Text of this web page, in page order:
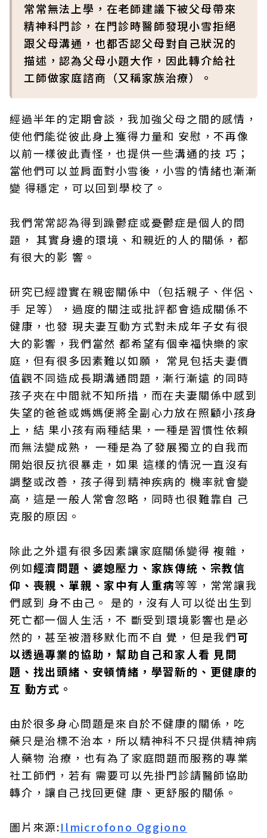
常常無法上學，在老師建議下被父母帶來
精神科門診，在門診時醫師發現小雪拒絕
跟父母溝通，也都否認父母對自己狀況的
描述，認為父母小題大作，因此轉介給社
工師做家庭諮商（又稱家族治療）。
經過半年的定期會談，我加強父母之間的感情，
使他們能從彼此身上獲得力量和 安慰，不再像
以前一樣彼此責怪，也提供一些溝通的技 巧；
當他們可以並肩面對小雪後，小雪的情緒也漸漸
變 得穩定，可以回到學校了。
我們常常認為得到躁鬱症或憂鬱症是個人的問
題， 其實身邊的環境、和親近的人的關係，都
有很大的影 響。
研究已經證實在親密關係中（包括親子、伴侶、
手 足等），過度的關注或批評都會造成關係不
健康，也發 現夫妻互動方式對未成年子女有很
大的影響，我們當然 都希望有個幸福快樂的家
庭，但有很多因素難以如願， 常見包括夫妻價
值觀不同造成長期溝通問題，漸行漸遠 的同時
孩子夾在中間就不知所措，而在夫妻關係中感到
失望的爸爸或媽媽便將全副心力放在照顧小孩身
上，結 果小孩有兩種結果，一種是習慣性依賴
而無法變成熟， 一種是為了發展獨立的自我而
開始很反抗很暴走，如果 這樣的情況一直沒有
調整或改善，孩子得到精神疾病的 機率就會變
高，這是一般人常會忽略，同時也很難靠自 己
克服的原因。
除此之外還有很多因素讓家庭關係變得 複雜，
例如經濟問題、婆媳壓力、家族傳統、宗教信
仰、喪親、單親、家中有人重病等等，常常讓我
們感到 身不由己。 是的，沒有人可以從出生到
死亡都一個人生活，不 斷受到環境影響也是必
然的，甚至被潛移默化而不自 覺，但是我們可
以透過專業的協助，幫助自己和家人看 見問
題、找出頭緒、安頓情緒，學習新的、更健康的
互 動方式。
由於很多身心問題是來自於不健康的關係，吃
藥只是治標不治本，所以精神科不只提供精神病
人藥物 治療，也有為了家庭問題而服務的專業
社工師們，若有 需要可以先掛門診請醫師協助
轉介，讓自己找回更健 康、更舒服的關係。
圖片來源:Ilmicrofono Oggiono